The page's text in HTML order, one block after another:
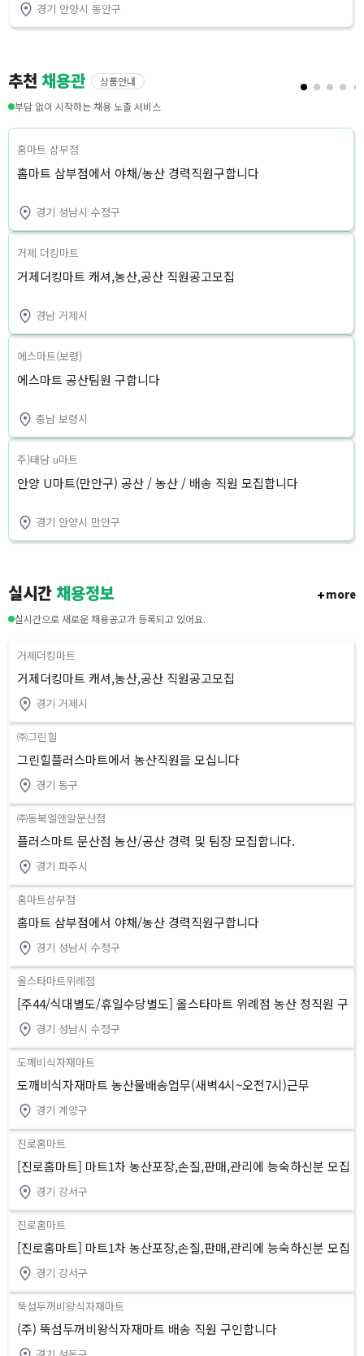
경기 안양시 동안구
추천 채용관
상품안내
부담 없이 시작하는 채용 노출 서비스
홈마트 삼부점
홈마트 삼부점에서 야채/농산 경력직원구합니다
경기 성남시 수정구
거제 더킹마트
거제더킹마트 캐셔,농산,공산 직원공고모집
경남 거제시
에스마트(보령)
에스마트 공산팀원 구합니다
충남 보령시
주)태담 u마트
안양 U마트(만안구) 공산 / 농산 / 배송 직원 모집합니다
경기 안양시 만안구
실시간채용정보 more
실시간으로 새로운 채용공고가 등록되고 있어요.
거제더킹마트
거제더킹마트 캐셔,농산,공산 직원공고모집
경기 거제시
㈜그린힐
그린힐플러스마트에서 농산직원을 모십니다
경기 동구
㈜동북엘앤알문산점
플러스마트 문산점 농산/공산 경력 및 팀장 모집합니다.
경기 파주시
홈마트삼부점
홈마트 삼부점에서 야채/농산 경력직원구합니다
경기 성남시 수정구
올스타마트위례점
[주44/식대별도/휴일수당별도] 올스타마트 위례점 농산 정직원 구
인
경기 성남시 수정구
도깨비식자재마트
도깨비식자재마트 농산물배송업무(새벽4시~오전7시)근무
경기 계양구
진로홈마트
[진로홈마트] 마트1차 농산포장,손질,판매,관리에 능숙하신분 모집
경기 강서구
진로홈마트
[진로홈마트] 마트1차 농산포장,손질,판매,관리에 능숙하신분 모집
경기 강서구
뚝섬두꺼비왕식자재마트
(주) 뚝섬두꺼비왕식자재마트 배송 직원 구인합니다